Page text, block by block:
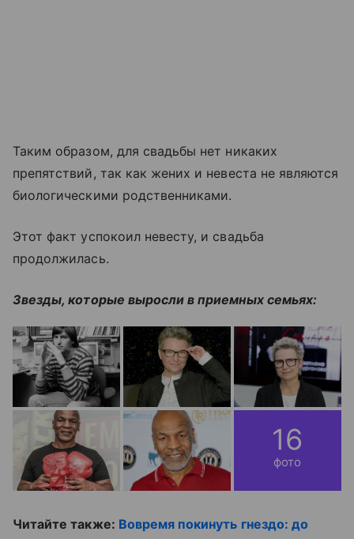
Таким образом, для свадьбы нет никаких
препятствий, так как жених и невеста не являются
биологическими родственниками.
Этот факт успокоил невесту, и свадьба
продолжилась.
Звезды, которые выросли в приемных семьях:
16
фото
Читайте также: Вовремя покинуть гнездо: до